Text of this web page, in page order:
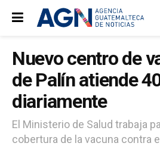
Nuevo centro de
de Palín atiende
diariamente
El Ministerio de Salud trabaja
cobertura de la vacuna contra